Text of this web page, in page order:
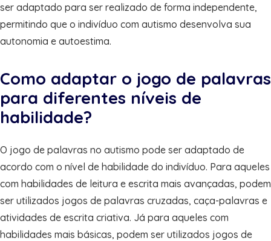
ser adaptado para ser realizado de forma independente,
permitindo que o indivíduo com autismo desenvolva sua
autonomia e autoestima.
Como adaptar o jogo de palavras
para diferentes níveis de
habilidade?
O jogo de palavras no autismo pode ser adaptado de
acordo com o nível de habilidade do indivíduo. Para aqueles
com habilidades de leitura e escrita mais avançadas, podem
ser utilizados jogos de palavras cruzadas, caça-palavras e
atividades de escrita criativa. Já para aqueles com
habilidades mais básicas, podem ser utilizados jogos de